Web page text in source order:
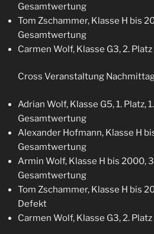
Gesamtwertung
Tom Zschammer, Klasse H bis
Gesamtwertung
Carmen Wolf, Klasse G3, 2. Platz
Cross Veranstaltung
Adrian Wolf, Klasse G5, 1. Platz,
Gesamtwertung
Alexander Hofmann, Klasse H
Gesamtwertung
Armin Wolf, Klasse H bis 2000,
Gesamtwertung
Tom Zschammer, Klasse H bis
Defekt
Carmen Wolf, Klasse G3, 2. Platz